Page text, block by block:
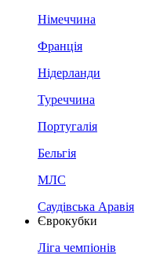
Німеччина
Франція
Нідерланди
Туреччина
Португалія
Бельгія
МЛС
Саудівська Аравія
Єврокубки
Ліга чемпіонів